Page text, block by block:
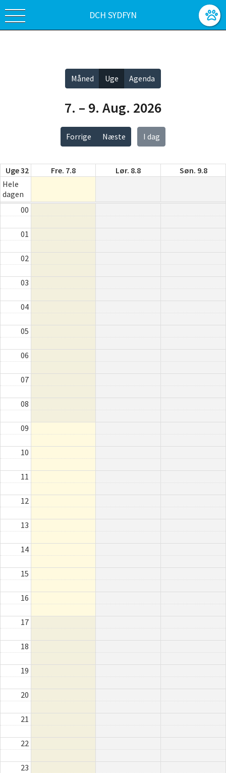
DCH SYDFYN
Forrige Næste I dag
7. – 9. Aug. 2026
Måned Uge Agenda
Uge 32 Fre. 7.8 Lør. 8.8
Søn. 9.8
Hele
dagen
00
01
02
03
04
05
06
07
08
09
10
11
12
13
14
15
16
17
18
19
20
21
22
23